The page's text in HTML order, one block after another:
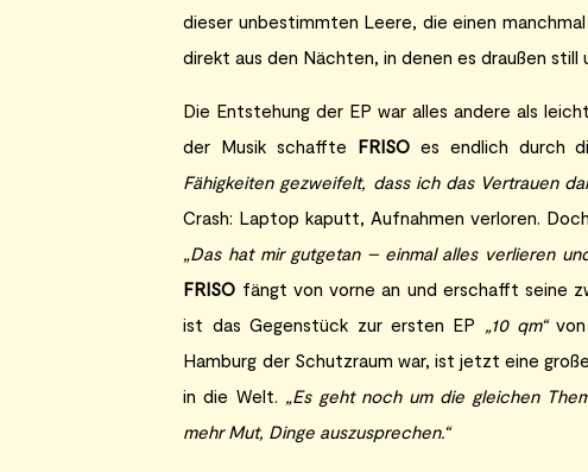
dieser unbestimmten Leere, die einen
direkt aus den Nächten, in denen es draußen still
Die Entstehung der EP war alles andere als
der Musik schaffte FRISO es endlich durch
Fähigkeiten gezweifelt, dass ich das Vertrauen
Crash: Laptop kaputt, Aufnahmen verloren.
„Das hat mir gutgetan – einmal alles verlieren
FRISO fängt von vorne an und erschafft seine
ist das Gegenstück zur ersten EP „10 qm“
Hamburg der Schutzraum war, ist jetzt eine
in die Welt. „Es geht noch um die gleichen
mehr Mut, Dinge auszusprechen.“